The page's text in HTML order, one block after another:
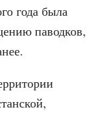
года была
паводков,